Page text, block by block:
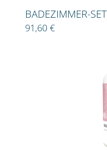
BADEZIMMER-SET
91,60 €